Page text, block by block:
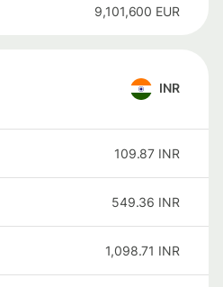
9,101,600 EUR
INR
109.87 INR
549.36 INR
1,098.71 INR